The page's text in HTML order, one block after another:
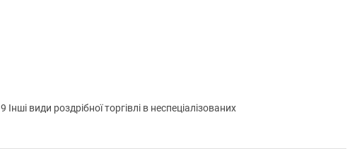
роздрібної торгівлі в неспеціалізованих